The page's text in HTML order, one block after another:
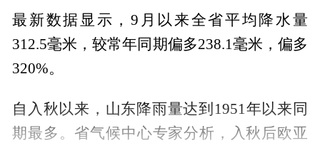
最新数据显示，9月以来全省平均降水量
312.5毫米，较常年同期偏多238.1毫米，偏多
320%。
自入秋以来，山东降雨量达到1951年以来同
期最多。省气候中心专家分析，入秋后欧亚